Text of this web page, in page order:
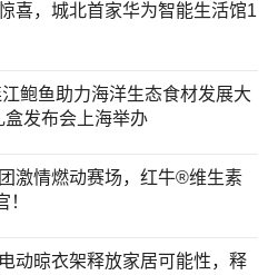
喜，城北首家华为智能生活馆1
鲍鱼助力海洋生态食材发展大
发布会上海举办
激情燃动赛场，红牛®维生素
动晾衣架释放家居可能性，释